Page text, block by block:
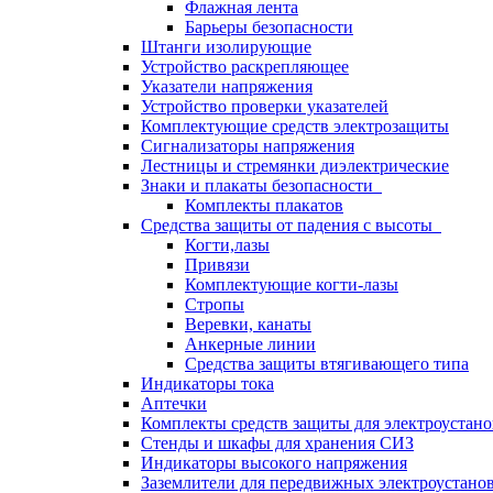
Флажная лента
Барьеры безопасности
Штанги изолирующие
Устройство раскрепляющее
Указатели напряжения
Устройство проверки указателей
Комплектующие средств электрозащиты
Сигнализаторы напряжения
Лестницы и стремянки диэлектрические
Знаки и плакаты безопасности
Комплекты плакатов
Средства защиты от падения с высоты
Когти,лазы
Привязи
Комплектующие когти-лазы
Стропы
Веревки, канаты
Анкерные линии
Средства защиты втягивающего типа
Индикаторы тока
Аптечки
Комплекты средств защиты для
Стенды и шкафы для хранения СИЗ
Индикаторы высокого напряжения
Заземлители для передвижных